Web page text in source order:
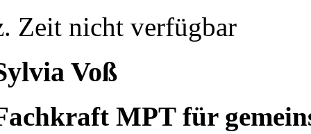
Zeit nicht verfügbar
Voß
MPT für